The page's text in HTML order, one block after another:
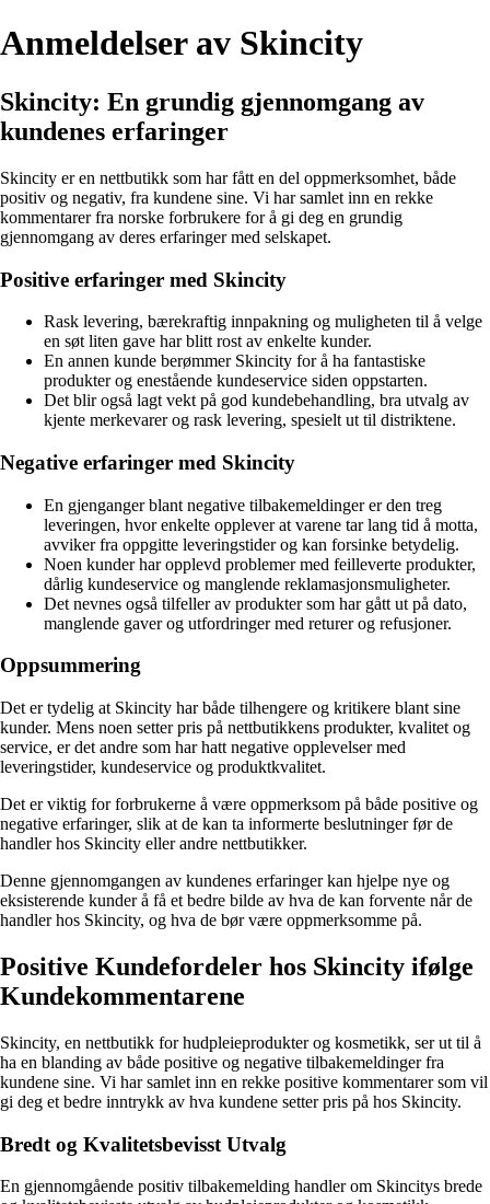
Anmeldelser av Skincity
Skincity: En grundig gjennomgang av
kundenes erfaringer
Skincity er en nettbutikk som har fått en del oppmerksomhet, både
positiv og negativ, fra kundene sine. Vi har samlet inn en rekke
kommentarer fra norske forbrukere for å gi deg en grundig
gjennomgang av deres erfaringer med selskapet.
Positive erfaringer med Skincity
Rask levering, bærekraftig innpakning og muligheten til å velge
en søt liten gave har blitt rost av enkelte kunder.
En annen kunde berømmer Skincity for å ha fantastiske
produkter og enestående kundeservice siden oppstarten.
Det blir også lagt vekt på god kundebehandling, bra utvalg av
kjente merkevarer og rask levering, spesielt ut til distriktene.
Negative erfaringer med Skincity
En gjenganger blant negative tilbakemeldinger er den treg
leveringen, hvor enkelte opplever at varene tar lang tid å motta,
avviker fra oppgitte leveringstider og kan forsinke betydelig.
Noen kunder har opplevd problemer med feilleverte produkter,
dårlig kundeservice og manglende reklamasjonsmuligheter.
Det nevnes også tilfeller av produkter som har gått ut på dato,
manglende gaver og utfordringer med returer og refusjoner.
Oppsummering
Det er tydelig at Skincity har både tilhengere og kritikere blant sine
kunder. Mens noen setter pris på nettbutikkens produkter, kvalitet og
service, er det andre som har hatt negative opplevelser med
leveringstider, kundeservice og produktkvalitet.
Det er viktig for forbrukerne å være oppmerksom på både positive og
negative erfaringer, slik at de kan ta informerte beslutninger før de
handler hos Skincity eller andre nettbutikker.
Denne gjennomgangen av kundenes erfaringer kan hjelpe nye og
eksisterende kunder å få et bedre bilde av hva de kan forvente når de
handler hos Skincity, og hva de bør være oppmerksomme på.
Positive Kundefordeler hos Skincity ifølge
Kundekommentarene
Skincity, en nettbutikk for hudpleieprodukter og kosmetikk, ser ut til å
ha en blanding av både positive og negative tilbakemeldinger fra
kundene sine. Vi har samlet inn en rekke positive kommentarer som vil
gi deg et bedre inntrykk av hva kundene setter pris på hos Skincity.
Bredt og Kvalitetsbevisst Utvalg
En gjennomgående positiv tilbakemelding handler om Skincitys brede